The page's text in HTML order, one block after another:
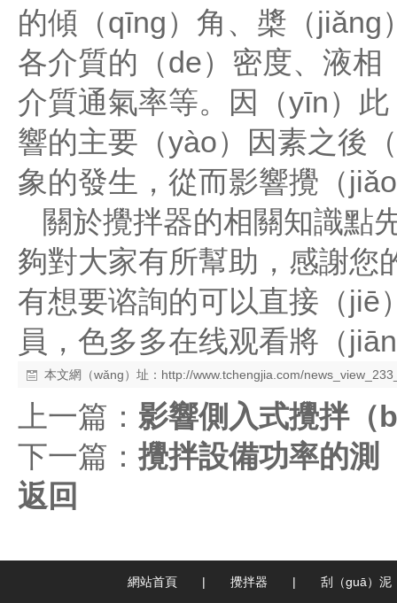
的傾（qīng）角、槳（jiǎng
各介質的（de）密度、液
介質通氣率等。因（yīn）
響的主要（yào）因素之後
象的發生，從而影響攪（
關於攪拌器的相關知識點
夠對大家有所幫助，感謝您
有想要谘詢的可以直接（jiē
員，色多多在线观看將（
本文網（wǎng）址： http://www.tchengjia.com/
上一篇： 影響側入式攪拌（
下一篇：攪拌設備功率的測
返回
網站首頁 | 攪拌器 | 刮（guā）泥